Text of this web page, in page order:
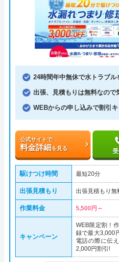
24時間年中無休で水トラブル
出張、見積もりは無料なので
WEBからの申し込みで割引
公式サイトで
料金詳細を見る
駆けつけ時間 最短20分
出張見積もり 出張見積もり無
作業料金 5,500円～
キャンペーン
WEB限定割！
録で最大3,000
電話の際に伝
2,000円割引!